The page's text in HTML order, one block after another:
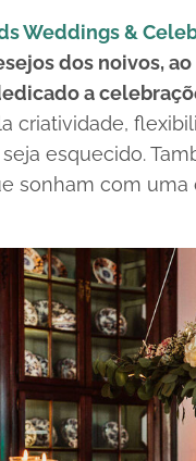
Weddings &
dos noivos,
a
criatividade,
esquecido.
sonham com